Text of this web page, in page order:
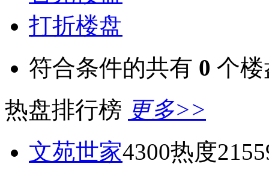
打折楼盘
符合条件的共有 0 个楼
热盘排行榜 更多>>
文苑世家4300热度